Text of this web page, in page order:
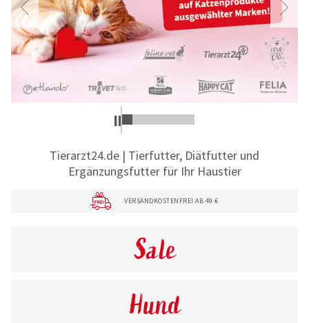
Tierarzt24.de | Tierfutter, Diätfutter und
Ergänzungsfutter für Ihr Haustier
VERSANDKOSTENFREI AB 49 €
Sale
Hund